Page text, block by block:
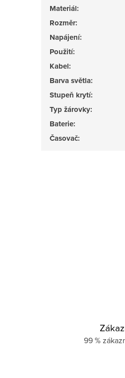
Materiál:
Rozměr:
Napájení:
Použití:
Kabel:
Barva světla:
Stupeň krytí:
Typ žárovky:
Baterie:
Časovač:
99 %